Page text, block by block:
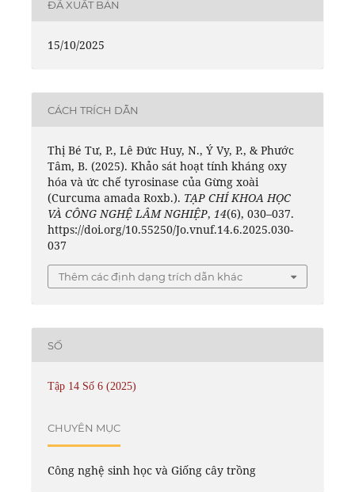
ĐÃ XUẤT BẢN
15/10/2025
CÁCH TRÍCH DẪN
Thị Bé Tư, P., Lê Đức Huy, N., Ý Vy, P., & Phước
Tâm, B. (2025). Khảo sát hoạt tính kháng oxy
hóa và ức chế tyrosinase của Gừng xoài
(Curcuma amada Roxb.). TẠP CHÍ KHOA HỌC
VÀ CÔNG NGHỆ LÂM NGHIỆP, 14(6), 030–037.
https://doi.org/10.55250/Jo.vnuf.14.6.2025.030-
037
Thêm các định dạng trích dẫn khác
SỐ
Tập 14 Số 6 (2025)
CHUYÊN MỤC
Công nghệ sinh học và Giống cây trồng